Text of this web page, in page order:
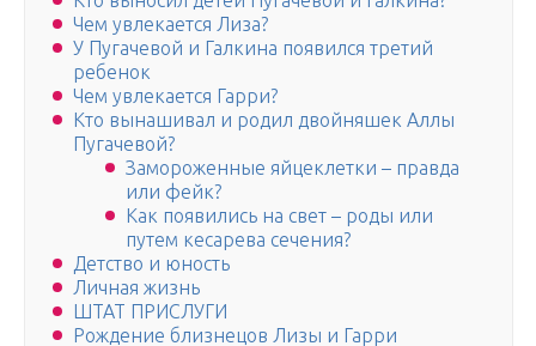
Чем увлекается Лиза?
У Пугачевой и Галкина появился третий
ребенок
Чем увлекается Гарри?
Кто вынашивал и родил двойняшек Аллы
Пугачевой?
Замороженные яйцеклетки – правда
или фейк?
Как появились на свет – роды или
путем кесарева сечения?
Детство и юность
Личная жизнь
ШТАТ ПРИСЛУГИ
Рождение близнецов Лизы и Гарри